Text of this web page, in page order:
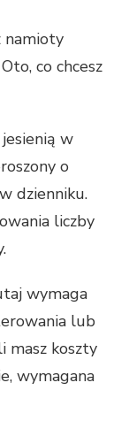
namioty
co chcesz
w
o
dzienniku.
liczby
wymaga
lub
masz koszty
wymagana